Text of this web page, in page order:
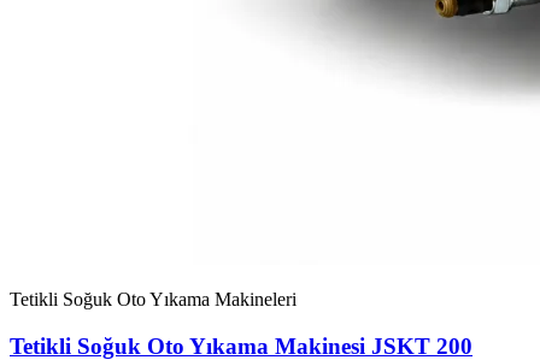
Tetikli Soğuk Oto Yıkama Makineleri
Tetikli Soğuk Oto Yıkama Makinesi JSKT 200